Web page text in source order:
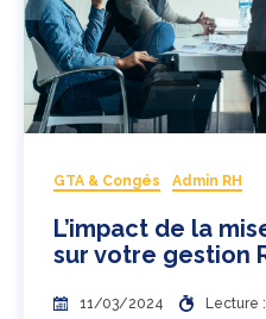
GTA & Congés Admin RH
L’impact de la
sur votre gestion
11/03/2024 Lecture